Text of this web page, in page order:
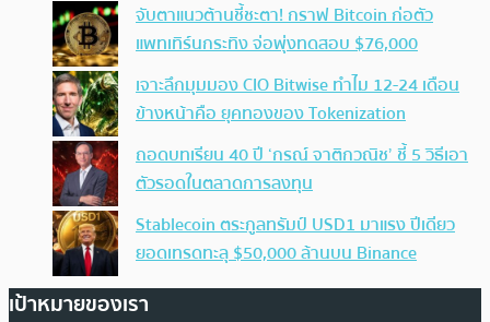
จับตาแนวต้านชี้ชะตา! กราฟ Bitcoin ก่อตัว
แพทเทิร์นกระทิง จ่อพุ่งทดสอบ $76,000
เจาะลึกมุมมอง CIO Bitwise ทำไม 12-24 เดือน
ข้างหน้าคือ ยุคทองของ Tokenization
ถอดบทเรียน 40 ปี ‘กรณ์ จาติกวณิช’ ชี้ 5 วิธีเอา
ตัวรอดในตลาดการลงทุน
Stablecoin ตระกูลทรัมป์ USD1 มาแรง ปีเดียว
ยอดเทรดทะลุ $50,000 ล้านบน Binance
เป้าหมายของเรา